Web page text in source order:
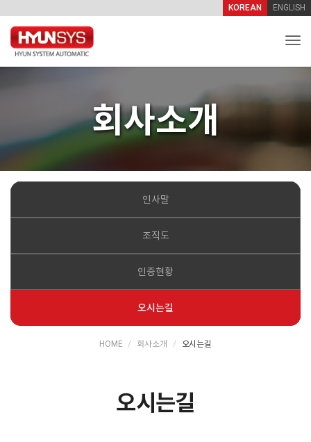
KOREAN ENGLISH
회사소개
인사말
조직도
인증현황
오시는길
HOME 회사소개 오시는길
오시는길